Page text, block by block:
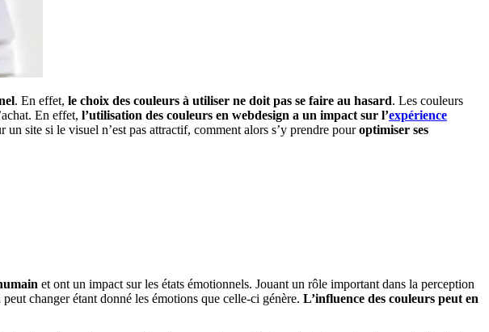
. En effet, le choix des couleurs à utiliser ne doit pas se faire au hasard. Les couleurs
En effet, l’utilisation des couleurs en webdesign a un impact sur l’expérience
site si le visuel n’est pas attractif, comment alors s’y prendre pouroptimiser ses
et ont un impact sur les états émotionnels. Jouant un rôle important dans la perception
changer étant donné les émotions que celle-ci génère. L’influence des couleurs peut en